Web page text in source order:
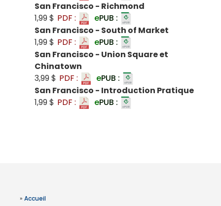
San Francisco - Richmond
1,99 $ PDF : ePUB :
San Francisco - South of Market
1,99 $ PDF : ePUB :
San Francisco - Union Square et
Chinatown
3,99 $ PDF : ePUB :
San Francisco - Introduction Pratique
1,99 $ PDF : ePUB :
» Accueil